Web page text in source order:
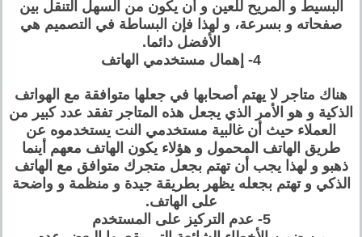
البسيط و المريح للعين و أن يكون من السهل التنقل بين
صفحاته و بسرعة، و لهذا فإن البساطة في التصميم هي
الأفضل دائما.
4- إهمال مستخدمي الهاتف
هناك متاجر لا يهتم أصحابها في جعلها متوافقة مع الهواتف
الذكية و هو الأمر الذي يجعل هذه المتاجر تفقد عدد كبير من
العملاء حيث أن غالبية مستخدمي النت يستخدموه عن
طريق الهاتف المحمول و هؤلاء يكون الهاتف معهم أينما
ذهبو و لهذا يجب أن تهتم بجعل متجرك متوافق مع الهاتف
الذكي و تهتم بجعله يظهر بطريقة جيدة و منظمة و واضحة
على الهاتف.
5- عدم التركيز على المستخدم